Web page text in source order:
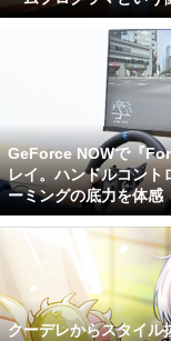
GeForce NOWで『
レイ。ハンドルコント
ーミングの底力を体感
クーデレからスタイル